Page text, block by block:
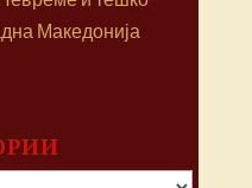
Македонија